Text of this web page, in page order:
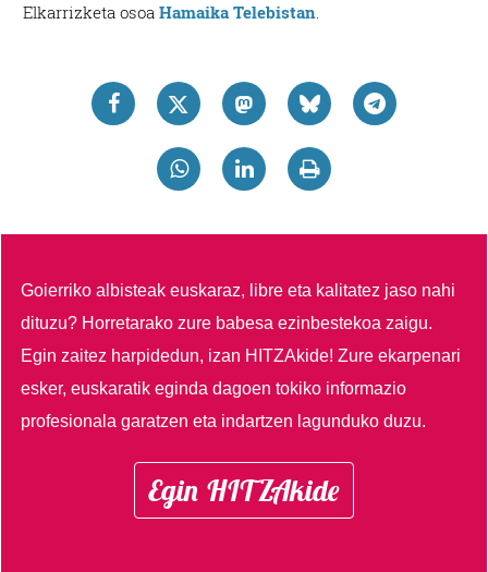
Elkarrizketa osoaHamaika Telebistan.
Goierriko albisteak euskaraz, libre eta kalitatez jaso nahi
dituzu? Horretarako zure babesa ezinbestekoa zaigu.
Egin zaitez harpidedun, izan HITZAkide!Zure ekarpenari
esker, euskaratik eginda dagoen tokiko informazio
profesionala garatzen eta indartzen lagunduko duzu.
Egin HITZAkide